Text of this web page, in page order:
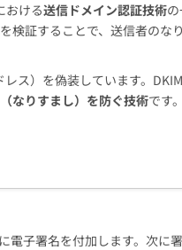
緊急参集・安否確認
おける送信ドメイン認証技術
検証することで、送信者のな
ス）を偽装しています。
なりすまし）を防ぐ技術です。
電子署名を付加します。次に